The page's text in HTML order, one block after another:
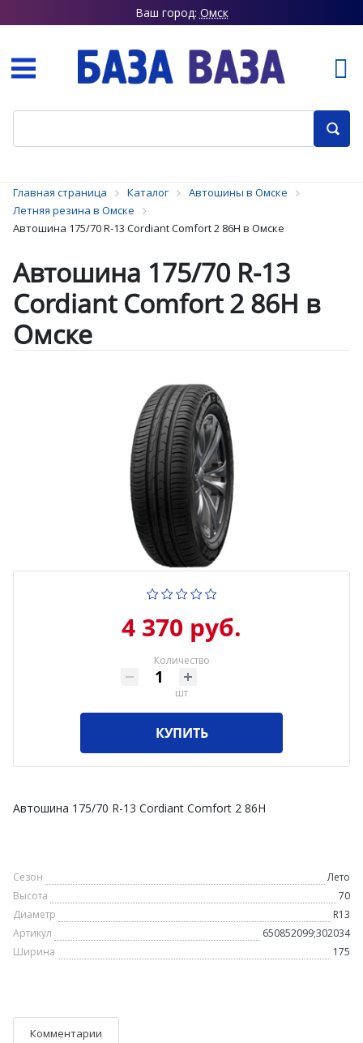
Ваш город: Омск
Главная страница Каталог
Автошины в Омске
Летняя резина в Омске
Автошина 175/70 R-13 Cordiant Comfort 2 86H в Омске
Автошина 175/70 R-13
Cordiant Comfort 2 86H в
Омске
4 370 руб.
Количество
шт
КУПИТЬ
Автошина 175/70 R-13 Cordiant Comfort 2 86H
Сезон
Лето
Высота
70
Диаметр
R13
Артикул
650852099;302034
Ширина
175
Комментарии